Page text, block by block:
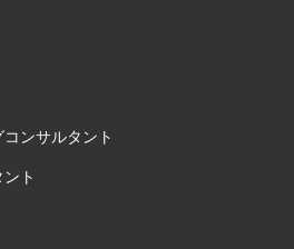
ンサルタント
ト